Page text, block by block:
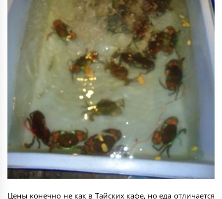
Цены конечно не как в Тайских кафе, но еда отличается